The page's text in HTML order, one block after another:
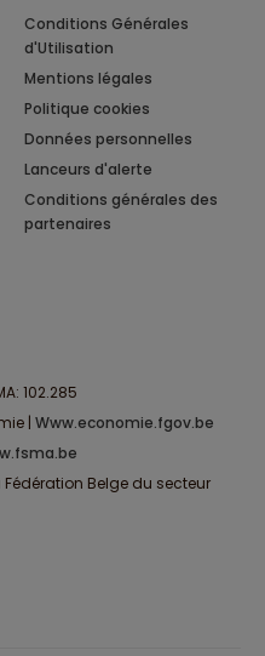
Conditions Générales
d'Utilisation
Mentions légales
Politique cookies
Données personnelles
Lanceurs d'alerte
Conditions générales des
partenaires
102.285
|
www.economie.fgov.be
Belge du secteur